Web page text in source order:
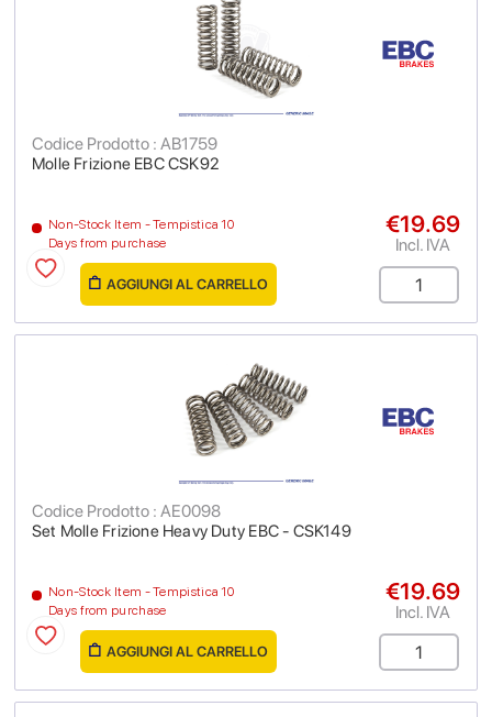
Molle Frizione EBC CSK92
Codice Prodotto : AB1759
Non-Stock Item - Tempistica 10
Days from purchase
€19.69
Incl. IVA
AGGIUNGI AL CARRELLO
Set Molle Frizione Heavy Duty EBC - CSK149
Codice Prodotto : AE0098
Non-Stock Item - Tempistica 10
Days from purchase
€19.69
Incl. IVA
AGGIUNGI AL CARRELLO